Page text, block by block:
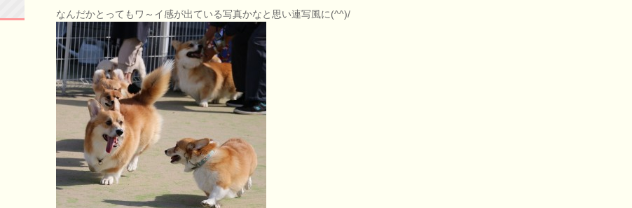
なんだかとってもワ～イ感が出ている写真かなと思い連写風に(^^)/